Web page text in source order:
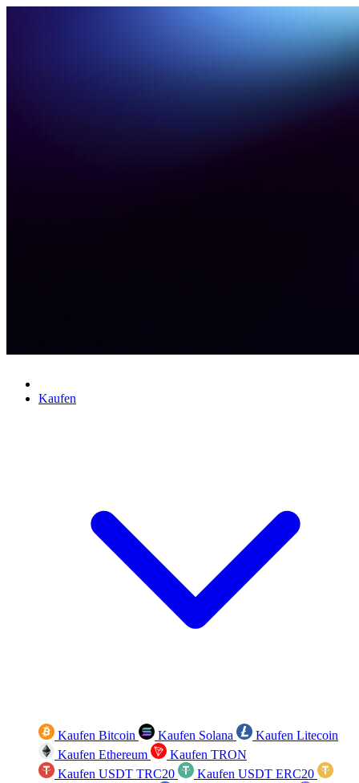
Kaufen
Kaufen Bitcoin Kaufen Solana
Kaufen Litecoin
Kaufen Ethereum
Kaufen TRON
Kaufen USDT TRC20
Kaufen USDT ERC20